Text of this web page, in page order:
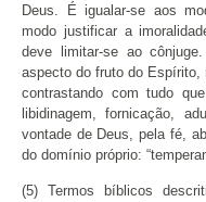
Deus. É igualar-se aos
modo justificar a
deve limitar-se ao
aspecto do fruto do Espírito,
contrastando com tudo
libidinagem, fornicação,
vontade de Deus, pela fé,
do domínio próprio:
(5) Termos bíblicos